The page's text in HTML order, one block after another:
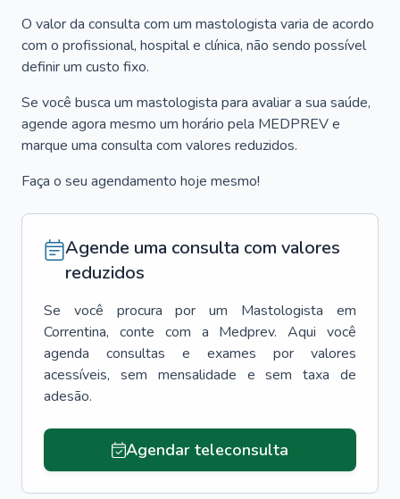
O valor da consulta com um mastologista varia de acordo
com o profissional, hospital e clínica, não sendo possível
definir um custo fixo.
Se você busca um mastologista para avaliar a sua saúde,
agende agora mesmo um horário pela MEDPREV e
marque uma consulta com valores reduzidos.
Faça o seu agendamento hoje mesmo!
Agende uma consulta com valores
reduzidos
Se você procura por um Mastologista
em
Correntina, conte com a Medprev. Aqui você
agenda consultas e exames por valores
acessíveis, sem mensalidade e sem taxa de
adesão.
Agendar teleconsulta